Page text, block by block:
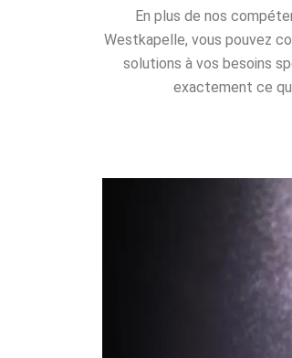
En plus de nos
Westkapelle, vous pouvez
solutions à vos besoins
exactement ce